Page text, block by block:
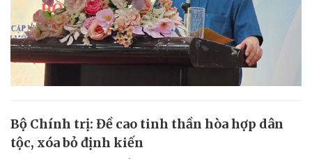
Bộ Chính trị: Đề cao tinh thần hòa hợp dân
tộc, xóa bỏ định kiến